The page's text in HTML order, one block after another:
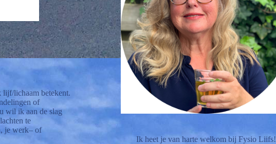
lichaam betekent.
of
wil ik aan de slag
te
je werk– of
Ik heet je van harte welkom bij Fysio Liifs!